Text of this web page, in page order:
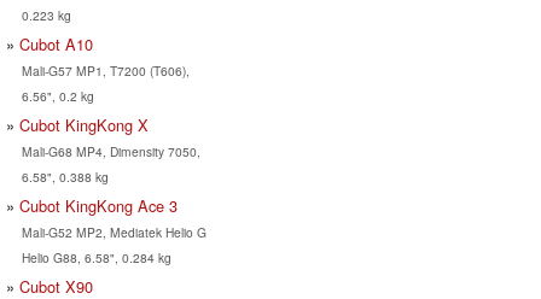
0.223 kg
Cubot A10
Mali-G57 MP1, T7200 (T606),
6.56", 0.2 kg
Cubot KingKong X
Mali-G68 MP4, Dimensity 7050,
6.58", 0.388 kg
Cubot KingKong Ace 3
Mali-G52 MP2, Mediatek Helio G
Helio G88, 6.58", 0.284 kg
Cubot X90